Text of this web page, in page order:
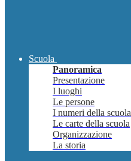
Scuola
Panoramica
Presentazione
I luoghi
Le persone
I numeri della scuola
Le carte della scuola
Organizzazione
La storia